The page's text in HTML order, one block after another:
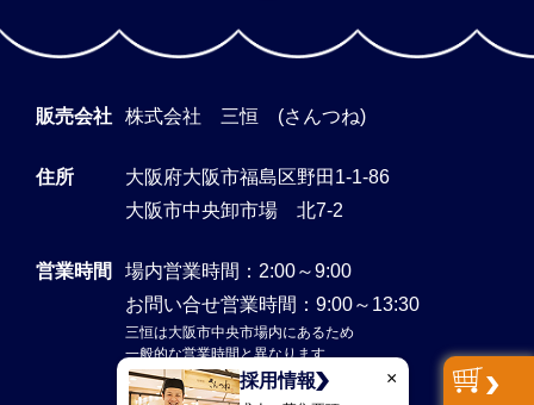
×
採用情報
販売会社 株式会社 三恒 (さんつね)
住所
大阪府大阪市福島区野田1-1-86
大阪市中央卸市場 北7-2
営業時間
場内営業時間：2:00～9:00
お問い合せ営業時間：9:00～13:30
三恒は大阪市中央市場内にあるため
一般的な営業時間と異なります